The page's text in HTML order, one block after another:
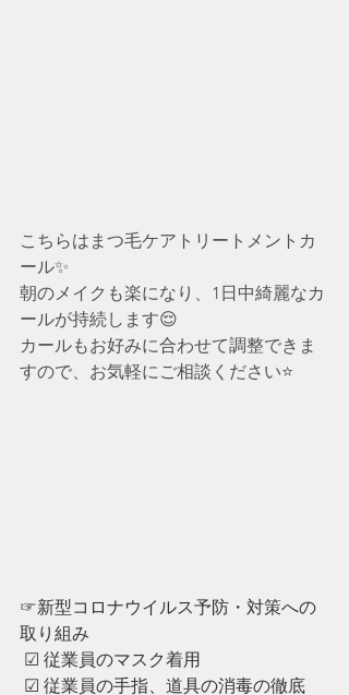
こちらはまつ毛ケアトリートメントカ
ール✨
朝のメイクも楽になり、1日中綺麗なカ
ールが持続します😌
カールもお好みに合わせて調整できま
すので、お気軽にご相談ください⭐️
☞新型コロナウイルス予防・対策への
取り組み
☑︎ 従業員のマスク着用
☑︎ ︎従業員の手指、道具の消毒の徹底